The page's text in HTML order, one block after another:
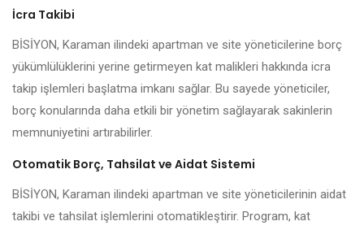
İcra Takibi
BİSİYON, Karaman ilindeki apartman ve site yöneticilerine borç
yükümlülüklerini yerine getirmeyen kat malikleri hakkında icra
takip işlemleri başlatma imkanı sağlar. Bu sayede yöneticiler,
borç konularında daha etkili bir yönetim sağlayarak sakinlerin
memnuniyetini artırabilirler.
Otomatik Borç, Tahsilat ve Aidat Sistemi
BİSİYON, Karaman ilindeki apartman ve site yöneticilerinin aidat
takibi ve tahsilat işlemlerini otomatikleştirir. Program, kat